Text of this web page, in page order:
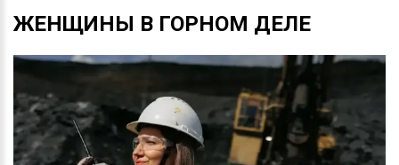
ЖЕНЩИНЫ В ГОРНОМ ДЕЛЕ